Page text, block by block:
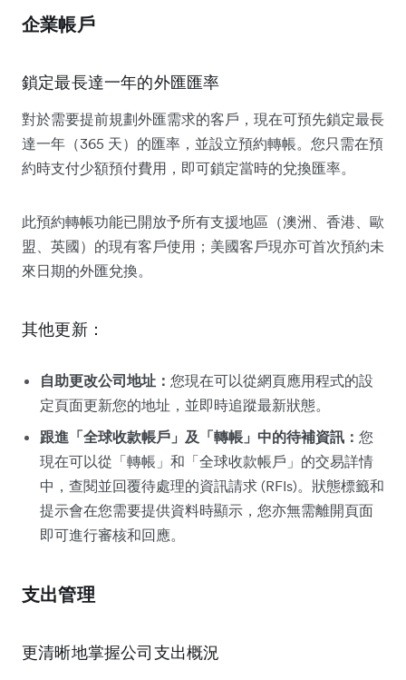
企業帳戶
鎖定最長達一年的外匯匯率
對於需要提前規劃外匯需求的客戶，現在可預先鎖定最長
達一年（365 天）的匯率，並設立預約轉帳。您只需在預
約時支付少額預付費用，即可鎖定當時的兌換匯率。
此預約轉帳功能已開放予所有支援地區（澳洲、香港、歐
盟、英國）的現有客戶使用；美國客戶現亦可首次預約未
來日期的外匯兌換。
其他更新：
自助更改公司地址： 您現在可以從網頁應用程式的設
定頁面更新您的地址，並即時追蹤最新狀態。
跟進「全球收款帳戶」及「轉帳」中的待補資訊： 您
現在可以從「轉帳」和「全球收款帳戶」的交易詳情
中，查閱並回覆待處理的資訊請求 (RFIs)。狀態標籤和
提示會在您需要提供資料時顯示，您亦無需離開頁面
即可進行審核和回應。
支出管理
更清晰地掌握公司支出概況